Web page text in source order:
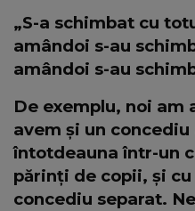
„S-a schimbat cu
amândoi s-au
amândoi s-au
De exemplu, noi
avem și un
întotdeauna într-un
părinți de copii, și
concediu separat.